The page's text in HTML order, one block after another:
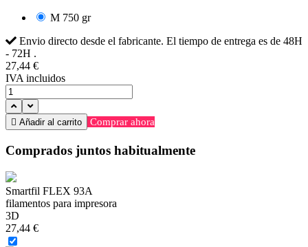
M 750 gr
Envio directo desde el fabricante. El tiempo de entrega es de 48H
- 72H .
27,44 €
IVA incluidos
 Añadir al carrito Comprar ahora
Comprados juntos habitualmente
Smartfil FLEX 93A
filamentos para impresora
3D
27,44 €